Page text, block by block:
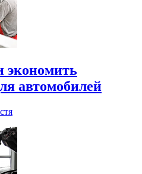
экономить
автомобилей